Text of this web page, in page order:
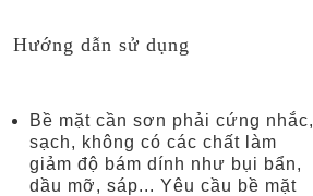
Hướng dẫn sử dụng
Bề mặt cần sơn phải cứng nhắc,
sạch, không có các chất làm
giảm độ bám dính như bụi bẩn,
dầu mỡ, sáp... Yêu cầu bề mặt